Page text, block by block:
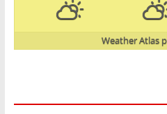
Weather Atlas